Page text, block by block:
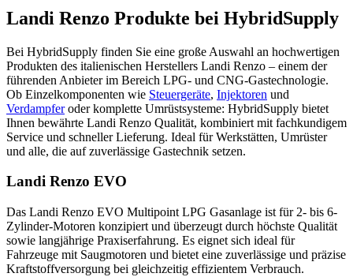
Landi Renzo Produkte bei HybridSupply
Bei HybridSupply finden Sie eine große Auswahl an hochwertigen
Produkten des italienischen Herstellers Landi Renzo – einem der
führenden Anbieter im Bereich LPG- und CNG-Gastechnologie.
Ob Einzelkomponenten wie Steuergeräte, Injektoren und
Verdampferoder komplette Umrüstsysteme: HybridSupply bietet
Ihnen bewährte Landi Renzo Qualität, kombiniert mit fachkundigem
Service und schneller Lieferung. Ideal für Werkstätten, Umrüster
und alle, die auf zuverlässige Gastechnik setzen.
Landi Renzo EVO
Das Landi Renzo EVO Multipoint LPG Gasanlage ist für 2- bis 6-
Zylinder-Motoren konzipiert und überzeugt durch höchste Qualität
sowie langjährige Praxiserfahrung. Es eignet sich ideal für
Fahrzeuge mit Saugmotoren und bietet eine zuverlässige und präzise
Kraftstoffversorgung bei gleichzeitig effizientem Verbrauch.